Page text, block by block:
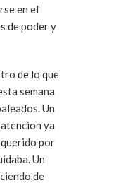
en el
de poder y
de lo que
semana
Un
ya
por
Un
de